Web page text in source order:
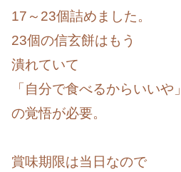
17～23個詰めました。
23個の信玄餅はもう
潰れていて
「自分で食べるからいいや」
の覚悟が必要。
賞味期限は当日なので